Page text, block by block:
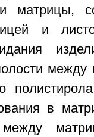
матрицы,
и
между
в